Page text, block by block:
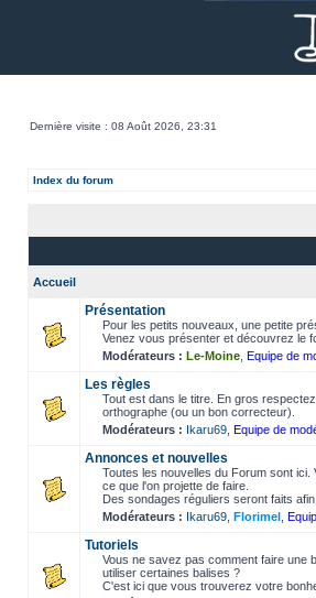
Dernière visite : 08 Août 2026, 23:31
Index du forum
Accueil
Présentation
Pour les petits nouveaux, une petite
Venez vous présenter et découvrez le
Modérateurs : Le-Moine Equipe de
Les règles
Tout est dans le titre. En gros
orthographe (ou un bon correcteur).
Modérateurs : Ikaru69 Equipe de
Annonces et nouvelles
Toutes les nouvelles du Forum sont
ce que l'on projette de faire.
Des sondages réguliers seront faits
Modérateurs : Ikaru69 Florimel
Tutoriels
Vous ne savez pas comment faire une
utiliser certaines balises ?
C'est ici que vous trouverez votre